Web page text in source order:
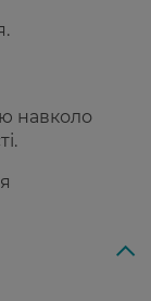
навколо